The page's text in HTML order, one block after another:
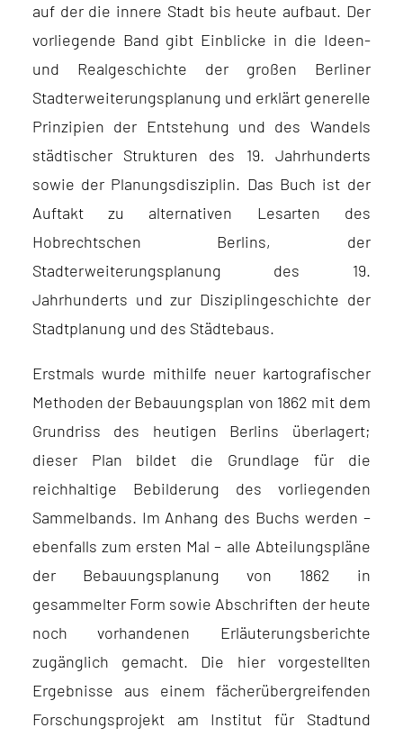
auf der die innere Stadt bis heute aufbaut. Der
vorliegende Band gibt Einblicke in die Ideen-
und Realgeschichte der großen Berliner
Stadterweiterungsplanung und erklärt generelle
Prinzipien der Entstehung und des Wandels
städtischer Strukturen des 19. Jahrhunderts
sowie der Planungsdisziplin. Das Buch ist der
Auftakt zu alternativen Lesarten des
Hobrechtschen Berlins, der
Stadterweiterungsplanung des 19.
Jahrhunderts und zur Disziplingeschichte der
Stadtplanung und des Städtebaus.
Erstmals wurde mithilfe neuer kartografischer
Methoden der Bebauungsplan von 1862 mit dem
Grundriss des heutigen Berlins überlagert;
dieser Plan bildet die Grundlage für die
reichhaltige Bebilderung des vorliegenden
Sammelbands. Im Anhang des Buchs werden –
ebenfalls zum ersten Mal – alle Abteilungspläne
der Bebauungsplanung von 1862 in
gesammelter Form sowie Abschriften der heute
noch vorhandenen Erläuterungsberichte
zugänglich gemacht. Die hier vorgestellten
Ergebnisse aus einem fächerübergreifenden
Forschungsprojekt am Institut für Stadtund